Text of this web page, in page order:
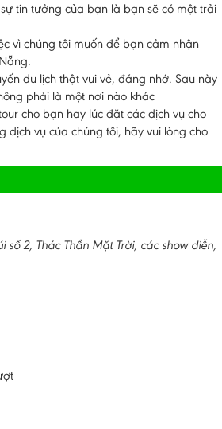
tin tưởng của bạn là bạn sẽ có một trải
vì chúng tôi muốn để bạn cảm nhận
du lịch thật vui vẻ, đáng nhớ. Sau này
phải là một nơi nào khác
cho bạn hay lúc đặt các dịch vụ cho
dịch vụ của chúng tôi, hãy vui lòng cho
2, Thác Thần Mặt Trời, các show diễn,